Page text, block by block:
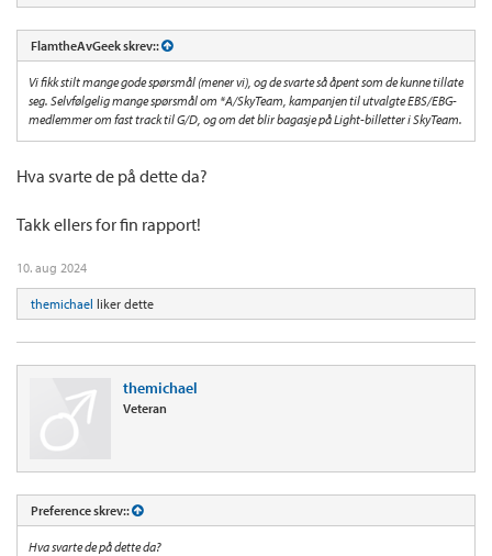
FlamtheAvGeek skrev::
Vi fikk stilt mange gode spørsmål (mener vi), og de svarte så åpent som de kunne tillate
seg. Selvfølgelig mange spørsmål om *A/SkyTeam, kampanjen til utvalgte EBS/EBG-
medlemmer om fast track til G/D, og om det blir bagasje på Light-billetter i SkyTeam.
Hva svarte de på dette da?
Takk ellers for fin rapport!
10. aug 2024
themichael liker dette
themichael
Veteran
Preference skrev::
Hva svarte de på dette da?